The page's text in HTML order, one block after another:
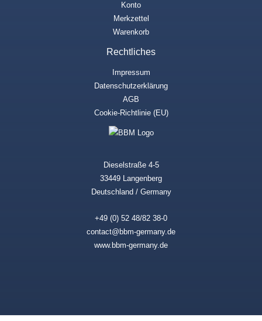
Konto
Merkzettel
Warenkorb
Rechtliches
Impressum
Datenschutzerklärung
AGB
Cookie-Richtlinie (EU)
Dieselstraße 4-5
33449 Langenberg
Deutschland / Germany
+49 (0) 52 48/82 38-0
contact@bbm-germany.de
www.bbm-germany.de